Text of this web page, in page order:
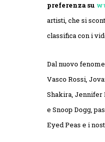
preferenza su
artisti, che si
classifica con i
Dal nuovo
Vasco Rossi,
Shakira, Jennifer
e Snoop Dogg,
Eyed Peas e i